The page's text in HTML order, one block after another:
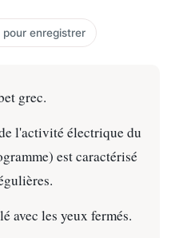
enregistrer
grec.
l'activité électrique du
est caractérisé
avec les yeux fermés.